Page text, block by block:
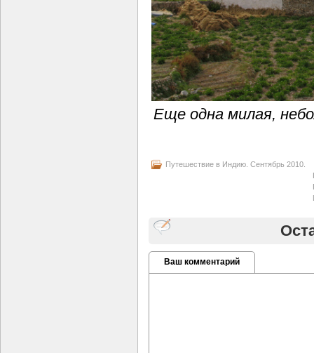
Еще одна милая,
Путешествие в Индию. Сентябрь 2010.
Ваш комментарий